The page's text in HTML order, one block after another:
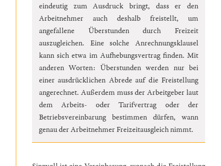
eindeutig zum Ausdruck bringt, dass er den
Arbeitnehmer auch deshalb freistellt, um
angefallene Überstunden durch Freizeit
auszugleichen. Eine solche Anrechnungsklausel
kann sich etwa im Aufhebungsvertrag finden. Mit
anderen Worten: Überstunden werden nur bei
einer ausdrücklichen Abrede auf die Freistellung
angerechnet. Außerdem muss der Arbeitgeber laut
dem Arbeits- oder Tarifvertrag oder der
Betriebsvereinbarung bestimmen dürfen, wann
genau der Arbeitnehmer Freizeitausgleich nimmt.